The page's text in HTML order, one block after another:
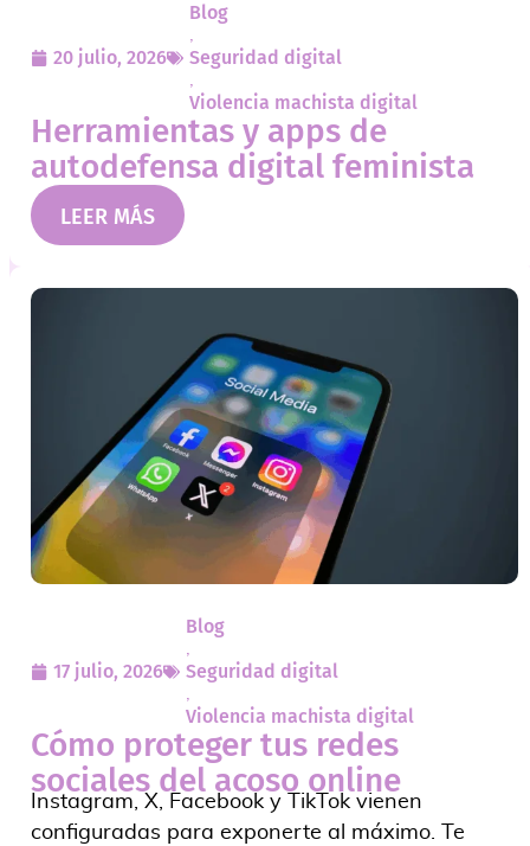
20 julio, 2026
Blog
,
Seguridad digital
,
Violencia machista digital
Herramientas y apps de
autodefensa digital feminista
LEER MÁS
17 julio, 2026
Blog
,
Seguridad digital
,
Violencia machista digital
Cómo proteger tus redes
sociales del acoso online
Instagram, X, Facebook y TikTok vienen
configuradas para exponerte al máximo. Te